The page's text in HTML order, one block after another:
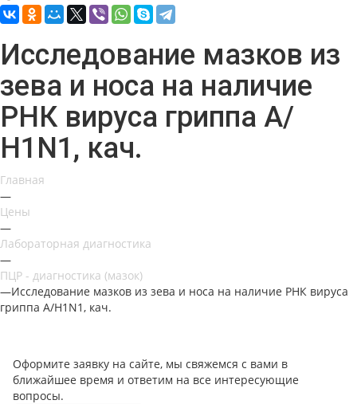
Исследование мазков из
зева и носа на наличие
РНК вируса гриппа А/
Н1N1, кач.
Главная
—
Цены
—
Лабораторная диагностика
—
ПЦР - диагностика (мазок)
—Исследование мазков из зева и носа на наличие РНК вируса
гриппа А/Н1N1, кач.
Оформите заявку на сайте, мы свяжемся с вами в
ближайшее время и ответим на все интересующие
вопросы.